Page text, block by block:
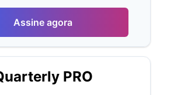
Assine agora
PRO